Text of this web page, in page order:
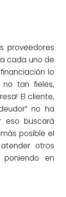
proveedores
cada uno de
lo
tan fieles,
El cliente,
no ha
eso buscará
posible el
otros
en